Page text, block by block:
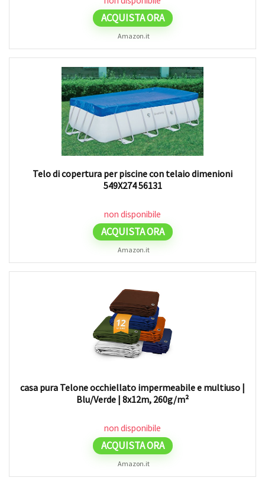
ACQUISTA ORA
Amazon.it
Telo di copertura per piscine con telaio dimenioni
549X274 56131
non disponibile
ACQUISTA ORA
Amazon.it
casa pura Telone occhiellato impermeabile e multiuso |
Blu/Verde | 8x12m, 260g/m²
non disponibile
ACQUISTA ORA
Amazon.it